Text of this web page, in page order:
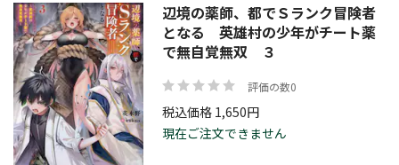
辺境の薬師、都でＳランク冒険者
となる 英雄村の少年がチート薬
で無自覚無双 ３
評価の数0
税込価格 1,650円
現在ご注文できません